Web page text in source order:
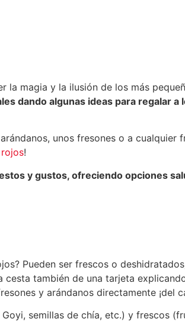
magia y la ilusión de los más
dando algunas ideas para regalar
unos fresones o a
!
y gustos, ofreciendo opciones
Pueden ser frescos o
también de una tarjeta
y arándanos directamente ¡del
semillas de chía, etc.) y frescos